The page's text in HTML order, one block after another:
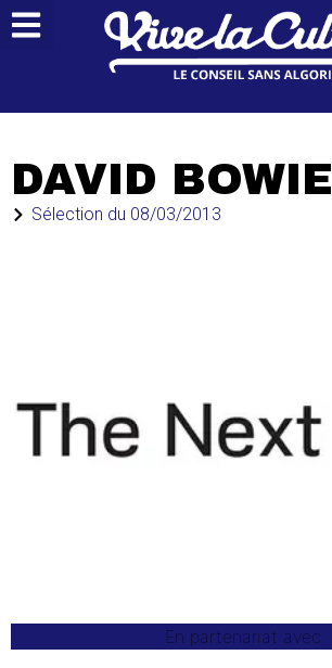
DAVID BOWIE
Sélection du 08/03/2013
En partenariat avec